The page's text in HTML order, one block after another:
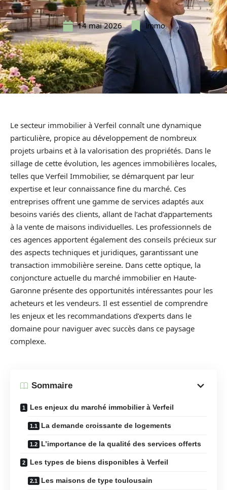
14 mai 2026 Immo
Le secteur immobilier à Verfeil connaît une dynamique
particulière, propice au développement de nombreux
projets urbains et à la valorisation des propriétés. Dans le
sillage de cette évolution, les agences immobilières locales,
telles que Verfeil Immobilier, se démarquent par leur
expertise et leur connaissance fine du marché. Ces
entreprises offrent une gamme de services adaptés aux
besoins variés des clients, allant de l’achat d’appartements
à la vente de maisons individuelles. Les professionnels de
ces agences apportent également des conseils précieux sur
des aspects techniques et juridiques, garantissant une
transaction immobilière sereine. Dans cette optique, la
conjoncture actuelle du marché immobilier en Haute-
Garonne présente des opportunités intéressantes pour les
acheteurs et les vendeurs. Il est essentiel de comprendre
les enjeux et les recommandations d’experts dans le
domaine pour naviguer avec succès dans ce paysage
complexe.
Sommaire
Les enjeux du marché immobilier à Verfeil
La demande croissante de logements
L’importance de la qualité des services offerts
Les types de biens disponibles à Verfeil
Les maisons de type toulousain